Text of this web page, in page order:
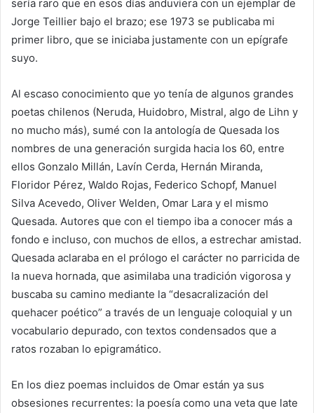
sería raro que en esos días anduviera con un ejemplar de
Jorge Teillier bajo el brazo; ese 1973 se publicaba mi
primer libro, que se iniciaba justamente con un epígrafe
suyo.
Al escaso conocimiento que yo tenía de algunos grandes
poetas chilenos (Neruda, Huidobro, Mistral, algo de Lihn y
no mucho más), sumé con la antología de Quesada los
nombres de una generación surgida hacia los 60, entre
ellos Gonzalo Millán, Lavín Cerda, Hernán Miranda,
Floridor Pérez, Waldo Rojas, Federico Schopf, Manuel
Silva Acevedo, Oliver Welden, Omar Lara y el mismo
Quesada. Autores que con el tiempo iba a conocer más a
fondo e incluso, con muchos de ellos, a estrechar amistad.
Quesada aclaraba en el prólogo el carácter no parricida de
la nueva hornada, que asimilaba una tradición vigorosa y
buscaba su camino mediante la “desacralización del
quehacer poético” a través de un lenguaje coloquial y un
vocabulario depurado, con textos condensados que a
ratos rozaban lo epigramático.
En los diez poemas incluidos de Omar están ya sus
obsesiones recurrentes: la poesía como una veta que late